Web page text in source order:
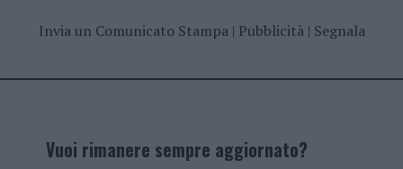
Invia un Comunicato Stampa| Pubblicità| Segnala
Vuoi rimanere sempre aggiornato?